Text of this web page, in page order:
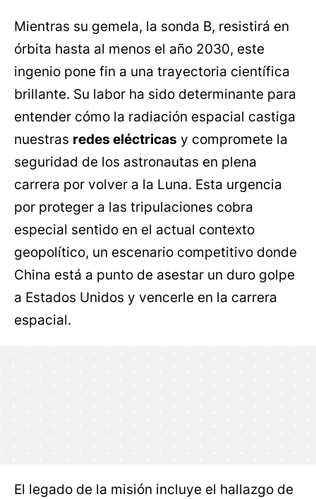
Mientras su gemela, la sonda B, resistirá en
órbita hasta al menos el año 2030, este
ingenio pone fin a una trayectoria científica
brillante. Su labor ha sido determinante para
entender cómo la radiación espacial castiga
nuestras redes eléctricas y compromete la
seguridad de los astronautas en plena
carrera por volver a la Luna. Esta urgencia
por proteger a las tripulaciones cobra
especial sentido en el actual contexto
geopolítico, un escenario competitivo donde
China está a punto de asestar un duro golpe
a Estados Unidos y vencerle en la carrera
espacial.
El legado de la misión incluye el hallazgo de